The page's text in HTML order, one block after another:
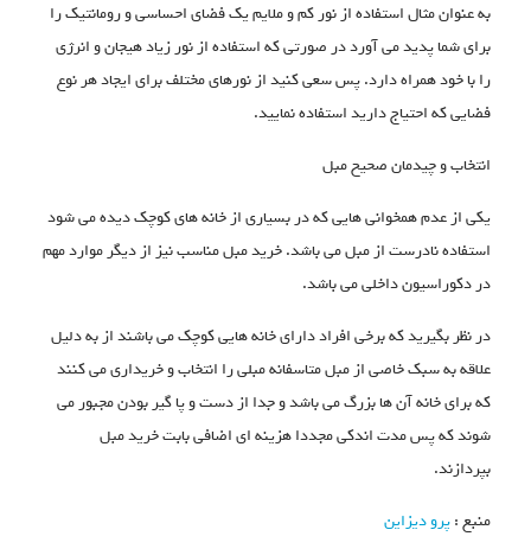
به عنوان مثال استفاده از نور کم و ملایم یک فضای احساسی و رومانتیک را
برای شما پدید می آورد در صورتی که استفاده از نور زیاد هیجان و انرژی
را با خود همراه دارد. پس سعی کنید از نورهای مختلف برای ایجاد هر نوع
فضایی که احتیاج دارید استفاده نمایید.
انتخاب و چیدمان صحیح مبل
یکی از عدم همخوانی هایی که در بسیاری از خانه های کوچک دیده می شود
استفاده نادرست از مبل می باشد. خرید مبل مناسب نیز از دیگر موارد مهم
در دکوراسیون داخلی می باشد.
در نظر بگیرید که برخی افراد دارای خانه هایی کوچک می باشند از به دلیل
علاقه به سبک خاصی از مبل متاسفانه مبلی را انتخاب و خریداری می کنند
که برای خانه آن ها بزرگ می باشد و جدا از دست و پا گیر بودن مجبور می
شوند که پس مدت اندکی مجددا هزینه ای اضافی بابت خرید مبل
بپردازند.
منبع :پرو دیزاین